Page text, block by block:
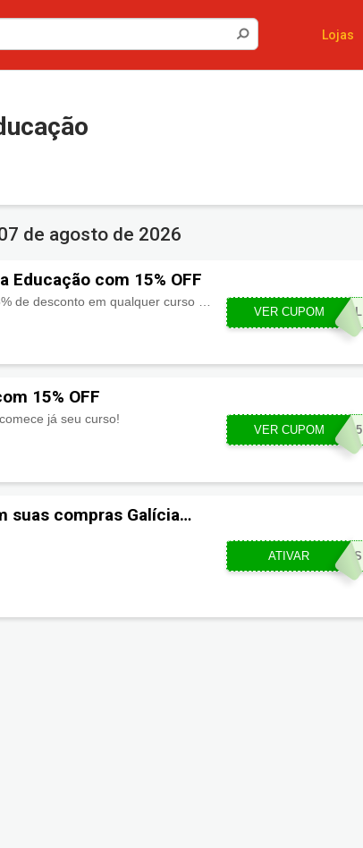
Lojas
de agosto de 2026
Educação com 15% OFF
VER CUPOM15GAL
15% OFF
já seu curso!
VER CUPOMGALI15
suas compras Galícia
ATIVAR
CUPOMZEIROS